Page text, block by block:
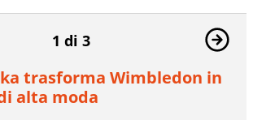
1 di 3
trasforma Wimbledon in
alta moda